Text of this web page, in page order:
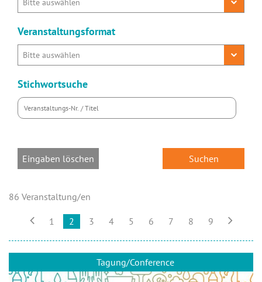
Veranstaltungsformat
Stichwortsuche
Eingaben löschen
86 Veranstaltung/en
 1 2 3 4 5 6 7 8 9 
Tagung/Conference